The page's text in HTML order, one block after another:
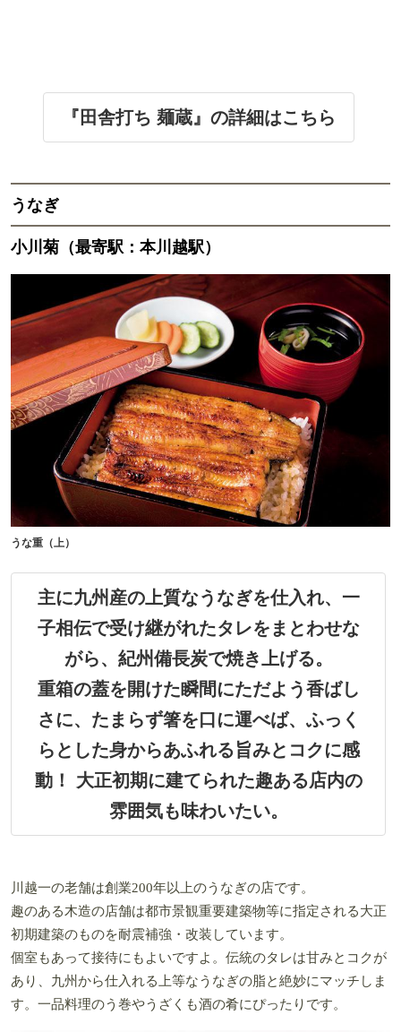
『田舎打ち 麺蔵』の詳細はこちら
うなぎ
小川菊（最寄駅：本川越駅）
うな重（上）
主に九州産の上質なうなぎを仕入れ、一
子相伝で受け継がれたタレをまとわせな
がら、紀州備長炭で焼き上げる。
重箱の蓋を開けた瞬間にただよう香ばし
さに、たまらず箸を口に運べば、ふっく
らとした身からあふれる旨みとコクに感
動！ 大正初期に建てられた趣ある店内の
雰囲気も味わいたい。
川越一の老舗は創業200年以上のうなぎの店です。
趣のある木造の店舗は都市景観重要建築物等に指定される大正
初期建築のものを耐震補強・改装しています。
個室もあって接待にもよいですよ。伝統のタレは甘みとコクが
あり、九州から仕入れる上等なうなぎの脂と絶妙にマッチしま
す。一品料理のう巻やうざくも酒の肴にぴったりです。